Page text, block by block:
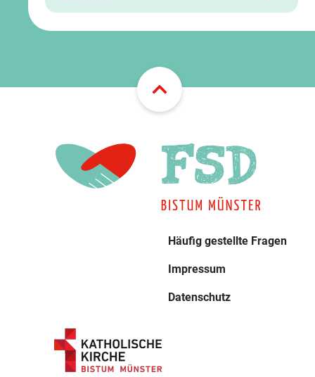
Häufig gestellte Fragen
Impressum
Datenschutz